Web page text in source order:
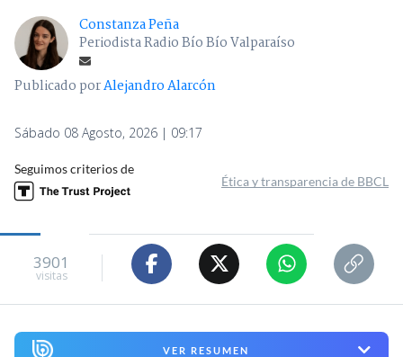
Constanza Peña
Periodista Radio Bío Bío Valparaíso
Publicado porAlejandro Alarcón
Sábado 08 Agosto, 2026 | 09:17
Seguimos criterios de
Ética y transparencia de BBCL
3901
visitas
VER RESUMEN